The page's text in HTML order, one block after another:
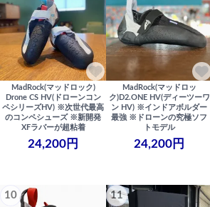
MadRock(マッドロック)
Drone CS HV(ドローンコン
ペシリーズHV) ※次世代最高
のコンペシューズ ※新開発
XFラバーが超粘着
24,200円
MadRock(マッドロッ
ク)D2.ONE HV(ディーツーワ
ン HV) ※インドアボルダー
最強 ※ドローンの究極ソフ
トモデル
24,200円
10 11